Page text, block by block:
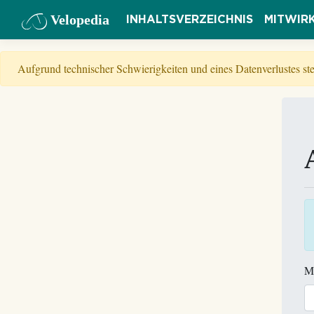
Velopedia INHALTSVERZEICHNIS
Aufgrund technischer Schwierigkeiten und eines Datenverlustes